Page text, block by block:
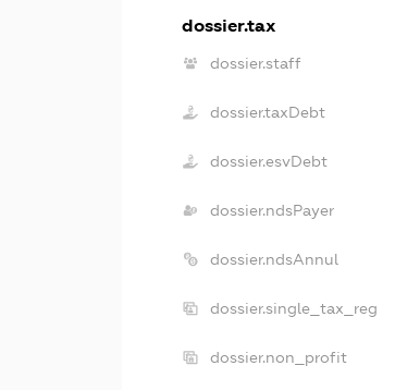
dossier.tax
dossier.staff
dossier.taxDebt
dossier.esvDebt
dossier.ndsPayer
dossier.ndsAnnul
dossier.single_tax_reg
dossier.non_profit